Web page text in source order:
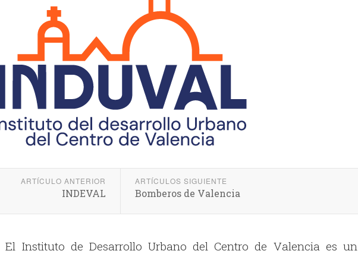
ARTÍCULO ANTERIOR
INDEVAL
ARTÍCULOS SIGUIENTE
Bomberos de Valencia
El Instituto de Desarrollo Urbano del Centro de Valencia es un